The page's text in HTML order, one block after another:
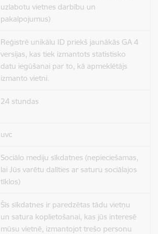
uzlabotu vietnes darbību un
pakalpojumus)
Reģistrē unikālu ID priekš jaunākās GA 4
versijas, kas tiek izmantots statistisko
datu iegūšanai par to, kā apmeklētājs
izmanto vietni.
24 stundas
uvc
Sociālo mediju sīkdatnes (nepieciešamas,
lai Jūs varētu dalīties ar saturu sociālajos
tīklos)
Šīs sīkdatnes ir paredzētas tādu vietņu
un satura koplietošanai, kas jūs interesē
mūsu vietnē, izmantojot trešo personu